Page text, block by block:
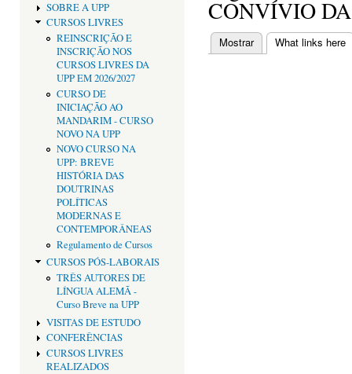
SOBRE A UPP
CURSOS LIVRES
REINSCRIÇÃO E
INSCRIÇÃO NOS
CURSOS LIVRES DA
UPP EM 2026/2027
CURSO DE
INICIAÇÃO AO
MANDARIM - CURSO
NOVO NA UPP
NOVO CURSO NA
UPP: BREVE
HISTÓRIA DAS
DOUTRINAS
POLÍTICAS
MODERNAS E
CONTEMPORÂNEAS
Regulamento de Cursos
CURSOS PÓS-LABORAIS
TRÊS AUTORES DE
LÍNGUA ALEMÃ -
Curso Breve na UPP
VISITAS DE ESTUDO
CONFERÊNCIAS
CURSOS LIVRES
REALIZADOS
CONVÍVIO
Separadores
Mostrar What links here